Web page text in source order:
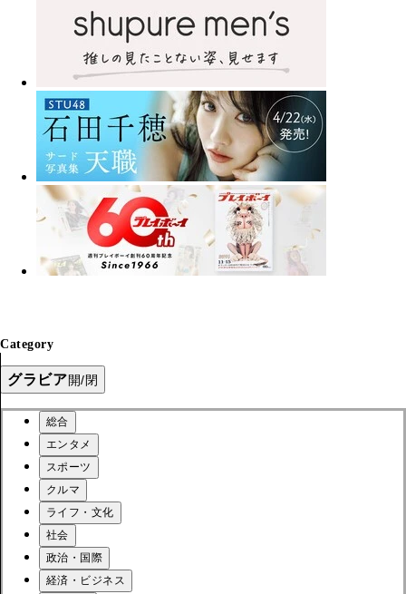
Category
グラビア開/閉
総合
エンタメ
スポーツ
クルマ
ライフ・文化
社会
政治・国際
経済・ビジネス